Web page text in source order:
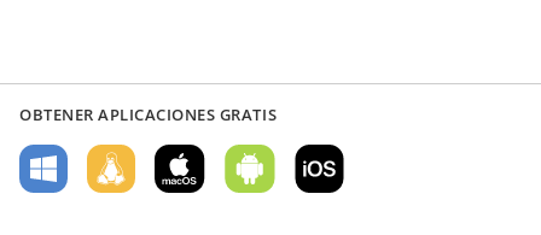
OBTENER APLICACIONES GRATIS